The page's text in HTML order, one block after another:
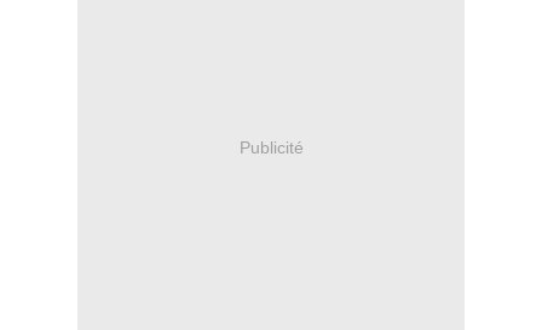
Publicité